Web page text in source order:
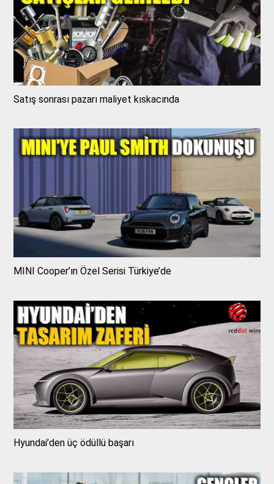
Satış sonrası pazarı maliyet kıskacında
MINI Cooper’ın Özel Serisi Türkiye’de
Hyundai’den üç ödüllü başarı